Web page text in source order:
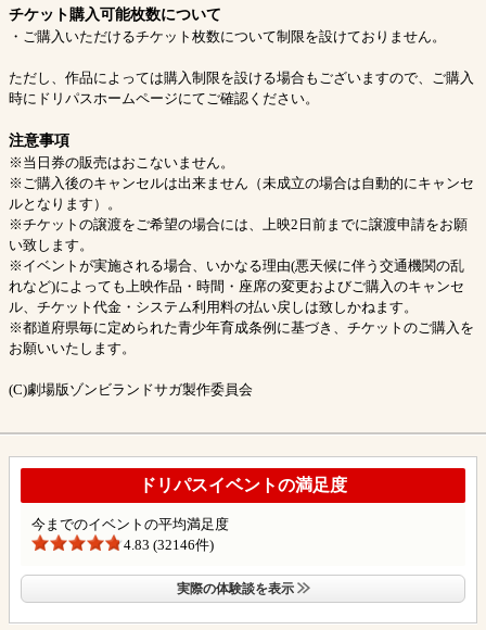
チケット購入可能枚数について
・ご購入いただけるチケット枚数について制限を設けておりません。
ただし、作品によっては購入制限を設ける場合もございますので、ご購入
時にドリパスホームページにてご確認ください。
注意事項
※当日券の販売はおこないません。
※ご購入後のキャンセルは出来ません（未成立の場合は自動的にキャンセ
ルとなります）。
※チケットの譲渡をご希望の場合には、上映2日前までに譲渡申請をお願
い致します。
※イベントが実施される場合、いかなる理由(悪天候に伴う交通機関の乱
れなど)によっても上映作品・時間・座席の変更およびご購入のキャンセ
ル、チケット代金・システム利用料の払い戻しは致しかねます。
※都道府県毎に定められた青少年育成条例に基づき、チケットのご購入を
お願いいたします。
(C)劇場版ゾンビランドサガ製作委員会
ドリパスイベントの満足度
今までのイベントの平均満足度
4.83 (32146件)
実際の体験談を表示